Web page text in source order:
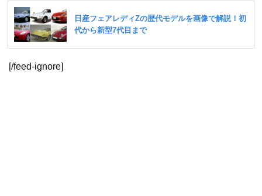
[/feed-ignore]